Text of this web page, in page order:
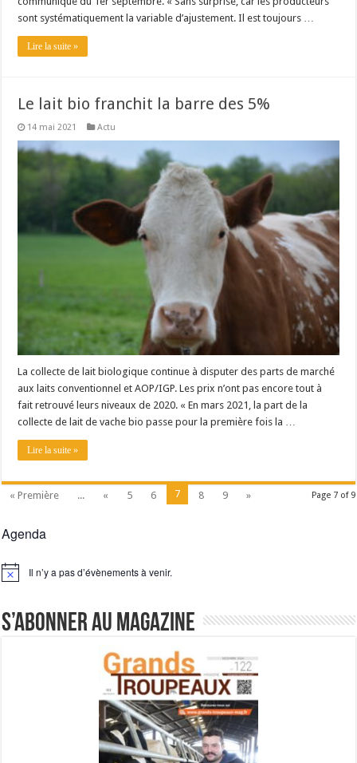
sont systématiquement la variable d’ajustement. Il est toujours …
Lire la suite »
Le lait bio franchit la barre des 5%
14 mai 2021 Actu
La collecte de lait biologique continue à disputer des parts de marché
aux laits conventionnel et AOP/IGP. Les prix n’ont pas encore tout à
fait retrouvé leurs niveaux de 2020. « En mars 2021, la part de la
collecte de lait de vache bio passe pour la première fois la …
Lire la suite »
Page 7 of 9
« Première ... « 5 6 7 8 9 »
Agenda
Notice Il n’y a pas d’évènements à venir.
S’abonner au magazine